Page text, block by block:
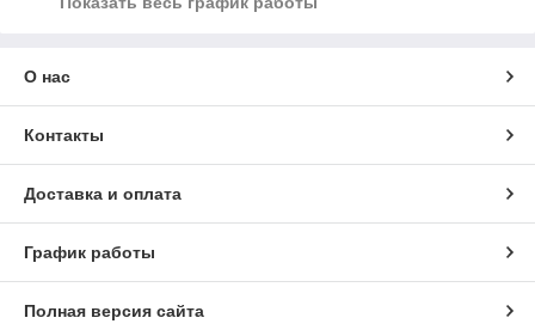
О нас
Контакты
Доставка и оплата
График работы
Полная версия сайта